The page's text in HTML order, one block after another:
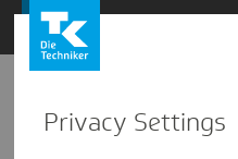
Zum
Inhalt
springen
Privacy Settings